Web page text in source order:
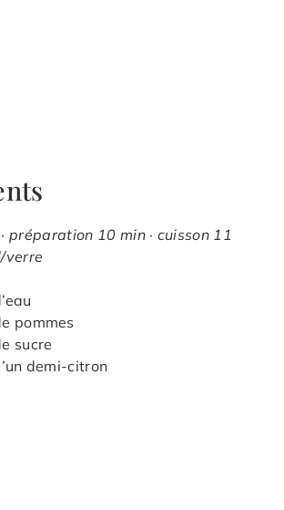
préparation 10 min · cuisson 11
verre
pommes
sucre
demi-citron